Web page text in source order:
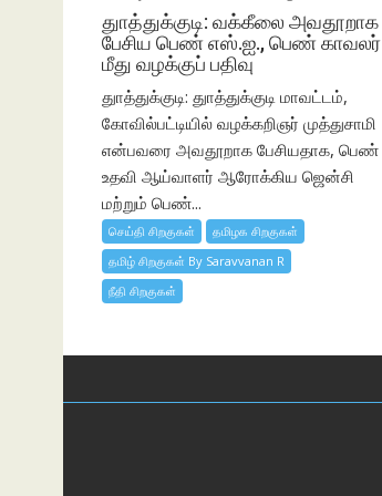
துாத்துக்குடி: வக்கீலை அவதூறாக
பேசிய பெண் எஸ்.ஐ., பெண் காவலர்
மீது வழக்குப் பதிவு
துாத்துக்குடி: துாத்துக்குடி மாவட்டம்,
கோவில்பட்டியில் வழக்கறிஞர் முத்துசாமி
என்பவரை அவதூறாக பேசியதாக, பெண்
உதவி ஆய்வாளர் ஆரோக்கிய ஜென்சி
மற்றும் பெண்...
செய்தி சிறகுகள்
தமிழக சிறகுகள்
தமிழ் சிறகுகள் By Saravvanan R
நீதி சிறகுகள்